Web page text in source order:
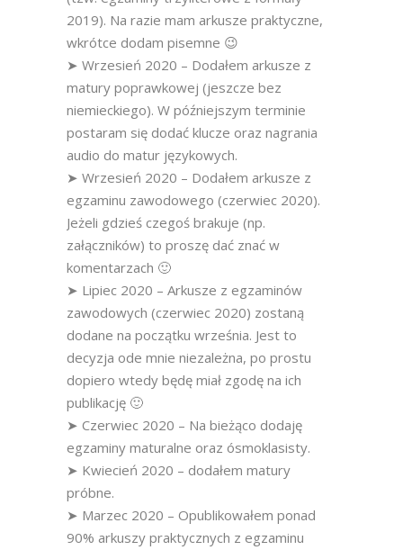
2019). Na razie mam arkusze praktyczne,
wkrótce dodam pisemne 😉
➤ Wrzesień 2020 – Dodałem arkusze z
matury poprawkowej (jeszcze bez
niemieckiego). W późniejszym terminie
postaram się dodać klucze oraz nagrania
audio do matur językowych.
➤ Wrzesień 2020 – Dodałem arkusze z
egzaminu zawodowego (czerwiec 2020).
Jeżeli gdzieś czegoś brakuje (np.
załączników) to proszę dać znać w
komentarzach 🙂
➤ Lipiec 2020 – Arkusze z egzaminów
zawodowych (czerwiec 2020) zostaną
dodane na początku września. Jest to
decyzja ode mnie niezależna, po prostu
dopiero wtedy będę miał zgodę na ich
publikację 🙂
➤ Czerwiec 2020 – Na bieżąco dodaję
egzaminy maturalne oraz ósmoklasisty.
➤ Kwiecień 2020 – dodałem matury
próbne.
➤ Marzec 2020 – Opublikowałem ponad
90% arkuszy praktycznych z egzaminu